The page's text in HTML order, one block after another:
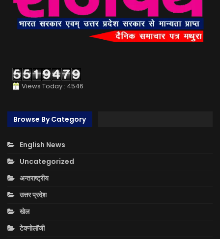
Views Today : 4546
Browse By Category
English News
Uncategorized
अन्तराष्ट्रीय
उत्तर प्रदेश
खेल
टेक्नोलॉजी